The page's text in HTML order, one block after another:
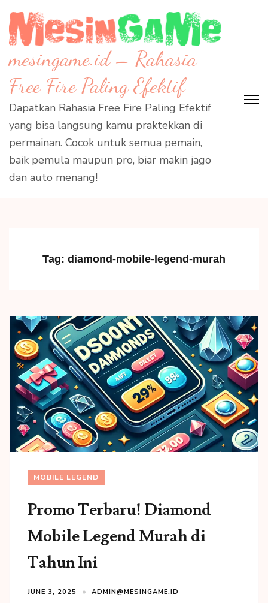
to
content
(Press
Enter)
mesingame.id – Rahasia
Free Fire Paling Efektif
Dapatkan Rahasia Free Fire Paling Efektif
yang bisa langsung kamu praktekkan di
permainan. Cocok untuk semua pemain,
baik pemula maupun pro, biar makin jago
dan auto menang!
Tag: diamond-mobile-legend-murah
MOBILE LEGEND
Promo Terbaru! Diamond
Mobile Legend Murah di
Tahun Ini
JUNE 3, 2025 ADMIN@MESINGAME.ID